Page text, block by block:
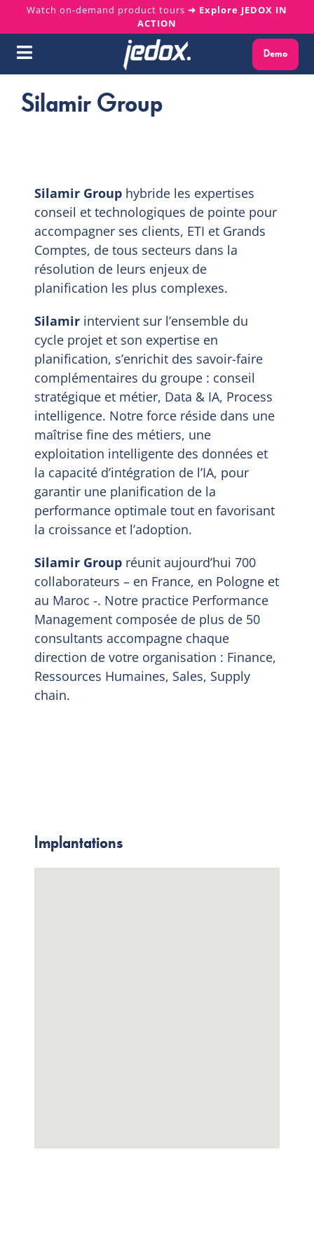
content
Watch on-demand product tours ➜ Explore JEDOX IN
ACTION
Toggle
Navigation
Why Jedox?
Resources
Demo
Silamir Group
Silamir Group hybride les expertises
conseil et technologiques de pointe pour
accompagner ses clients, ETI et Grands
Comptes, de tous secteurs dans la
résolution de leurs enjeux de
planification les plus complexes.
Silamir intervient sur l’ensemble du
cycle projet et son expertise en
planification, s’enrichit des savoir-faire
complémentaires du groupe : conseil
stratégique et métier, Data & IA, Process
intelligence. Notre force réside dans une
maîtrise fine des métiers, une
exploitation intelligente des données et
la capacité d’intégration de l’IA, pour
garantir une planification de la
performance optimale tout en favorisant
la croissance et l’adoption.
Silamir Group réunit aujourd’hui 700
collaborateurs – en France, en Pologne et
au Maroc -. Notre practice Performance
Management composée de plus de 50
consultants accompagne chaque
direction de votre organisation : Finance,
Ressources Humaines, Sales, Supply
chain.
Implantations